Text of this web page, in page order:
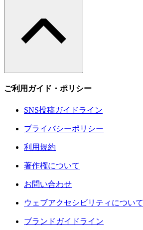
ご利用ガイド・ポリシー
SNS投稿ガイドライン
プライバシーポリシー
利用規約
著作権について
お問い合わせ
ウェブアクセシビリティについて
ブランドガイドライン